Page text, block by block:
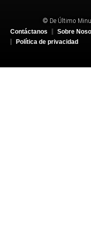
© De Último
Contáctanos
Sobre
Política de privacidad